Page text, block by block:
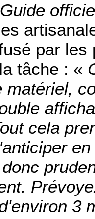
Guide
par
tâche : «
matériel,
cela
3